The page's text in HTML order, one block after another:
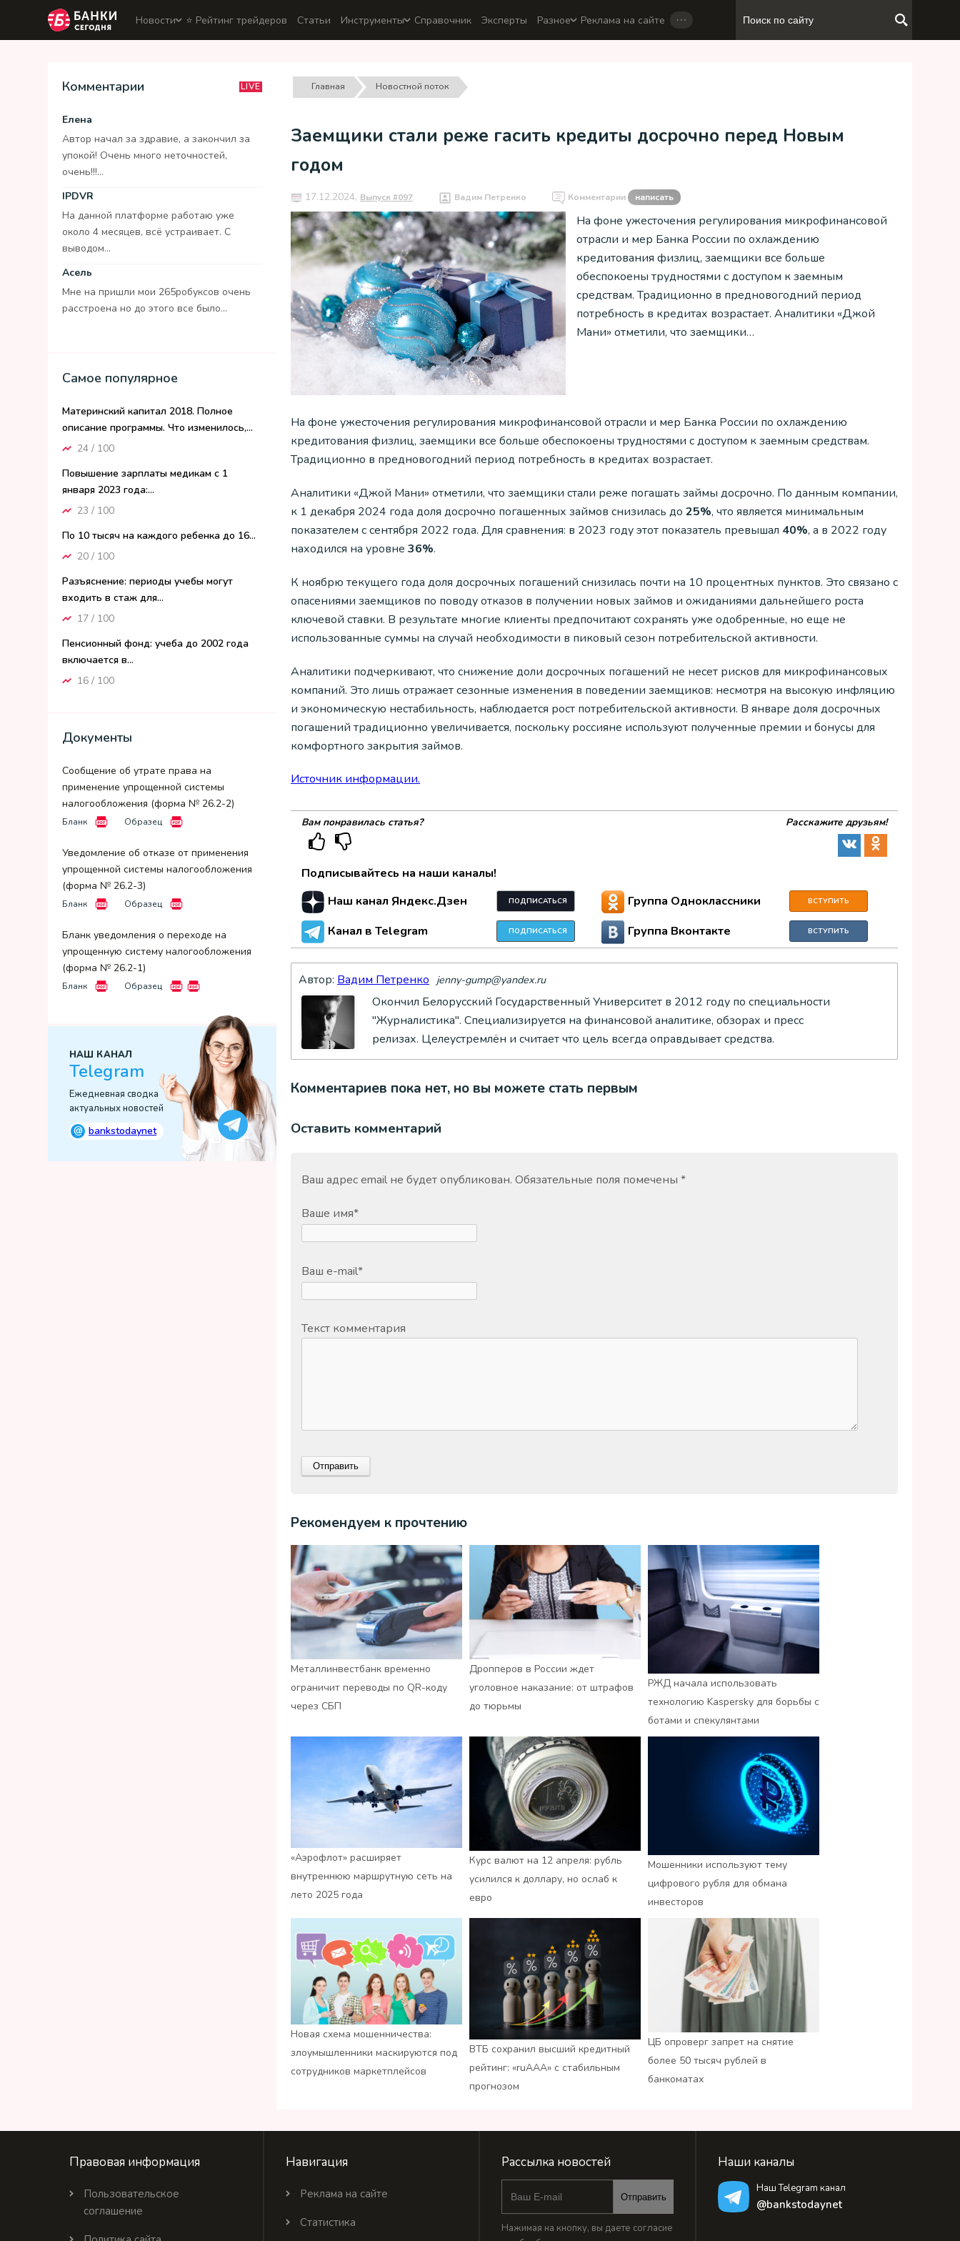
Новости ⭐️ Рейтинг трейдеров Статьи Инструменты Справочник Эксперты Разное Реклама на сайте …
Комментарии LIVE
Елена
Автор начал за здравие, а закончил за
упокой! Очень много неточностей,
очень!!!...
IPDVR
На данной платформе работаю уже
около 4 месяцев, всё устраивает. С
выводом...
Асель
Мне на пришли мои 265робуксов очень
расстроена но до этого все было...
Самое популярное
Материнский капитал 2018. Полное
описание программы. Что изменилось,...
24 / 100
Повышение зарплаты медикам с 1
января 2023 года:...
23 / 100
По 10 тысяч на каждого ребенка до 16...
20 / 100
Разъяснение: периоды учебы могут
входить в стаж для...
17 / 100
Пенсионный фонд: учеба до 2002 года
включается в...
16 / 100
Документы
Сообщение об утрате права на
применение упрощенной системы
налогообложения (форма № 26.2-2)
Бланк Образец
Уведомление об отказе от применения
упрощенной системы налогообложения
(форма № 26.2-3)
Бланк Образец
Бланк уведомления о переходе на
упрощенную систему налогообложения
(форма № 26.2-1)
Бланк Образец
НАШ КАНАЛ
Telegram
Ежедневная сводка
актуальных новостей
@ bankstodaynet
Главная Новостной поток
Заемщики стали реже гасить кредиты досрочно перед Новым
годом
17.12.2024, Выпуск #097 Вадим Петренко Комментарии написать
На фоне ужесточения регулирования микрофинансовой
отрасли и мер Банка России по охлаждению
кредитования физлиц, заемщики все больше
обеспокоены трудностями с доступом к заемным
средствам. Традиционно в предновогодний период
потребность в кредитах возрастает. Аналитики «Джой
Мани» отметили, что заемщики…
На фоне ужесточения регулирования микрофинансовой отрасли и мер Банка России по охлаждению
кредитования физлиц, заемщики все больше обеспокоены трудностями с доступом к заемным средствам.
Традиционно в предновогодний период потребность в кредитах возрастает.
Аналитики «Джой Мани» отметили, что заемщики стали реже погашать займы досрочно. По данным компании,
к 1 декабря 2024 года доля досрочно погашенных займов снизилась до 25%, что является минимальным
показателем с сентября 2022 года. Для сравнения: в 2023 году этот показатель превышал 40%, а в 2022 году
находился на уровне 36%.
К ноябрю текущего года доля досрочных погашений снизилась почти на 10 процентных пунктов. Это связано с
опасениями заемщиков по поводу отказов в получении новых займов и ожиданиями дальнейшего роста
ключевой ставки. В результате многие клиенты предпочитают сохранять уже одобренные, но еще не
использованные суммы на случай необходимости в пиковый сезон потребительской активности.
Аналитики подчеркивают, что снижение доли досрочных погашений не несет рисков для микрофинансовых
компаний. Это лишь отражает сезонные изменения в поведении заемщиков: несмотря на высокую инфляцию
и экономическую нестабильность, наблюдается рост потребительской активности. В январе доля досрочных
погашений традиционно увеличивается, поскольку россияне используют полученные премии и бонусы для
комфортного закрытия займов.
Источник информации.
Вам понравилась статья? Расскажите друзьям!
Подписывайтесь на наши каналы!
Наш канал Яндекс.Дзен
ПОДПИСАТЬСЯ
Канал в Telegram ПОДПИСАТЬСЯ
Группа Одноклассники ВСТУПИТЬ
Группа Вконтакте ВСТУПИТЬ
Автор: Вадим Петренко jenny-gump@yandex.ru
Окончил Белорусский Государственный Университет в 2012 году по специальности
"Журналистика". Специализируется на финансовой аналитике, обзорах и пресс
релизах. Целеустремлён и считает что цель всегда оправдывает средства.
Комментариев пока нет, но вы можете стать первым
Оставить комментарий
Ваш адрес email не будет опубликован. Обязательные поля помечены *
Ваше имя*
Ваш e-mail*
Текст комментария
Рекомендуем к прочтению
Металлинвестбанк временно
ограничит переводы по QR-коду
через СБП
Дропперов в России ждет
уголовное наказание: от штрафов
до тюрьмы
РЖД начала использовать
технологию Kaspersky для борьбы с
ботами и спекулянтами
«Аэрофлот» расширяет
внутреннюю маршрутную сеть на
лето 2025 года
Курс валют на 12 апреля: рубль
усилился к доллару, но ослаб к
евро
Мошенники используют тему
цифрового рубля для обмана
инвесторов
Новая схема мошенничества:
злоумышленники маскируются под
сотрудников маркетплейсов
ВТБ сохранил высший кредитный
рейтинг: «ruАAA» с стабильным
прогнозом
ЦБ опроверг запрет на снятие
более 50 тысяч рублей в
банкоматах
Правовая информация
Пользовательское
соглашение
Навигация
Реклама на сайте
Статистика
Рассылка новостей
Отправить
Нажимая на кнопку, вы даете согласие
Наши каналы
Наш Telegram канал
@bankstodaynet